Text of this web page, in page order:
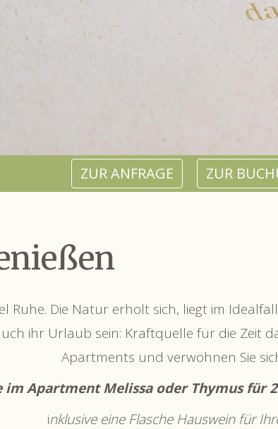
ZUR ANFRAGE ZUR
Ruhe. Die Natur erholt sich, liegt im
ihr Urlaub sein: Kraftquelle für die Zeit
Apartments und verwöhnen Sie
im Apartment Melissa oder Thymus für
inklusive eine Flasche Hauswein für